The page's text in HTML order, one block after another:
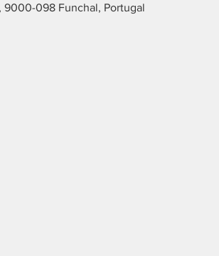
9000-098 Funchal, Portugal